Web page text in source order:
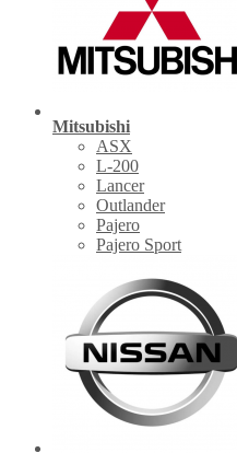
Mitsubishi
ASX
L-200
Lancer
Outlander
Pajero
Pajero Sport